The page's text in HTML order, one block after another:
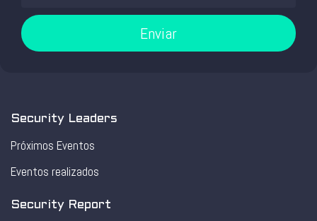
Enviar
Security Leaders
Próximos Eventos
Eventos realizados
Security Report